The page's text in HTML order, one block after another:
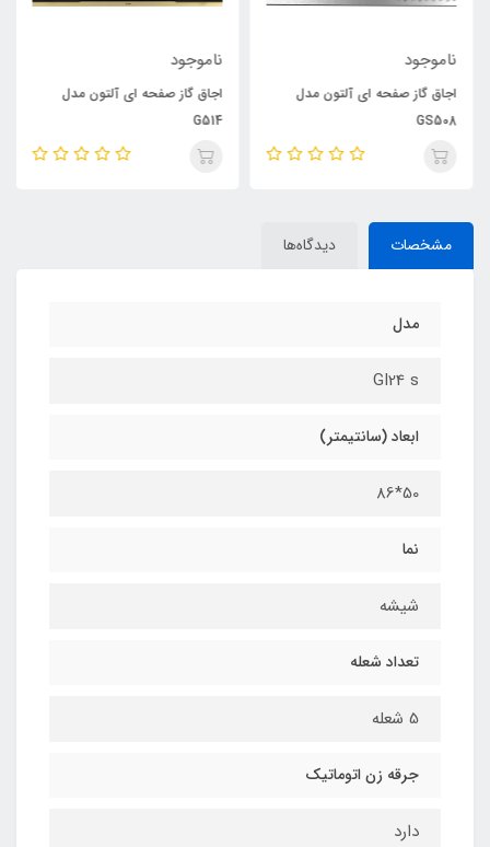
ناموجود
اجاق گاز صفحه ای آلتون مدل
GS508
ناموجود
اجاق گاز صفحه ای آلتون مدل
G514
مشخصات دیدگاه‌ها
مدل
GI24 s
ابعاد (سانتیمتر)
50*86
نما
شیشه
تعداد شعله
5 شعله
جرقه زن اتوماتیک
دارد